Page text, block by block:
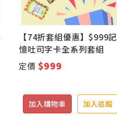
【74折套組優惠】$999記
憶吐司字卡全系列套組
定價$999
加入購物車 加入追蹤